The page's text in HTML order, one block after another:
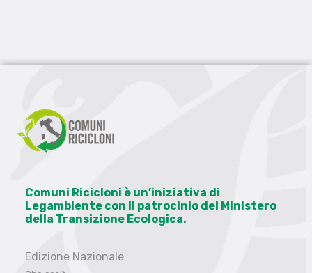
Comuni Ricicloni è un’iniziativa di
Legambiente con il patrocinio del Ministero
della Transizione Ecologica.
Edizione Nazionale